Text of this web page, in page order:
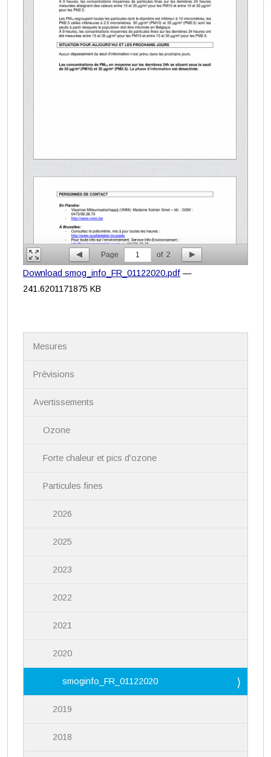
Page 1 of 2
Download smog_info_FR_01122020.pdf —
241.6201171875 KB
Mesures
Prévisions
Avertissements
Ozone
Forte chaleur et pics d'ozone
Particules fines
2026
2025
2023
2022
2021
2020
smoginfo_FR_01122020
2019
2018